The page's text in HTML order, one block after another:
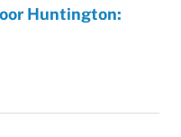
Huntington: